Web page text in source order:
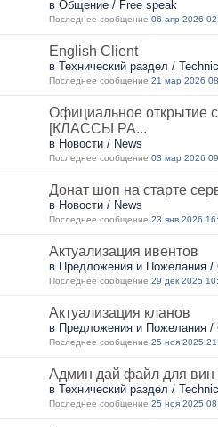
в Общение / Free speak
Последнее сообщение 06 апр 2026
English Client
в Технический раздел /
Последнее сообщение 21 мар 2026
Официальное открытие
[КЛАССЫ РА...
в Новости / News
Последнее сообщение 03 мар 2026
Донат шоп на старте
в Новости / News
Последнее сообщение 23 янв 2026
Актуализация ивентов
в Предложения и Пожелания /
Последнее сообщение 29 дек 2025
Актуализация кланов
в Предложения и Пожелания /
Последнее сообщение 25 ноя 2025
Админ дай файл для вин
в Технический раздел /
Последнее сообщение 25 ноя 2025